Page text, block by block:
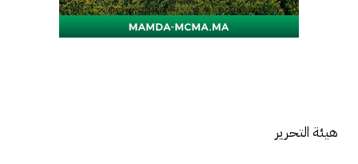
هيئة التحرير